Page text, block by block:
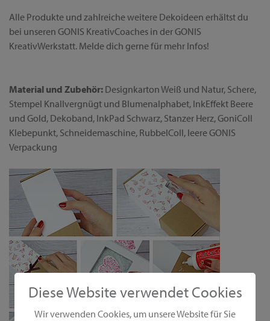
Diese Website verwendet Cookies
Wir verwenden Cookies, um unsere Website für Sie
Alle Produkte und zahlreiche weitere Dekoideen erhältst du
bei unseren GONIS KreativCoaches in der GONIS
KreativWerkstatt. Melde dich gerne für mehr Infos!
Material und Zubehör: Designkarton Weiß und Natur, Schere,
Stempel Knallvergnügt und Blumenalphabet, InkEffekt Beere
und Gold, Dekoband, InkPad Schwarz, Stanzer Herz, GoniColl
Klebepunkt, Schneidemaschine, RubbelColl, leere GONIS
Verpackung